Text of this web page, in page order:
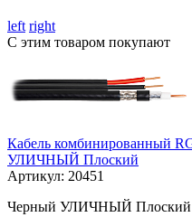
left right
С этим товаром покупают
Кабель комбинированный
УЛИЧНЫЙ Плоский
Артикул: 20451
Черный УЛИЧНЫЙ Плоский